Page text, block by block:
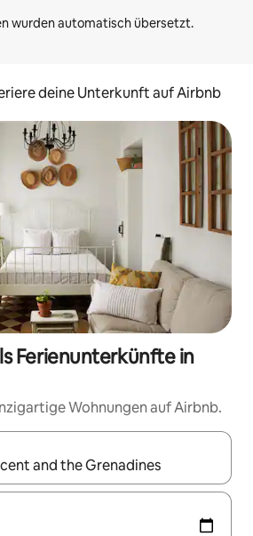
deine Unterkunft auf Airbnb
Ferienunterkünfte in
Wohnungen auf Airbnb.
sind, navigiere mit den